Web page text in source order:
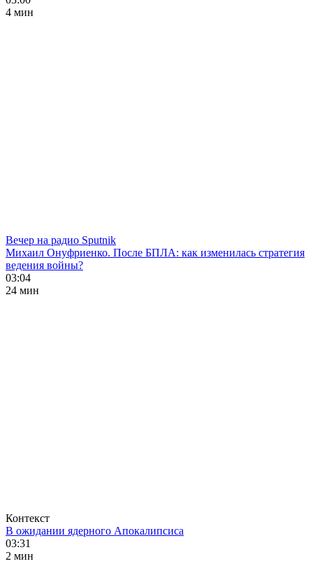
4 мин
Вечер на радио Sputnik
Михаил Онуфриенко. После БПЛА: как изменилась стратегия
ведения войны?
03:04
24 мин
Контекст
В ожидании ядерного Апокалипсиса
03:31
2 мин